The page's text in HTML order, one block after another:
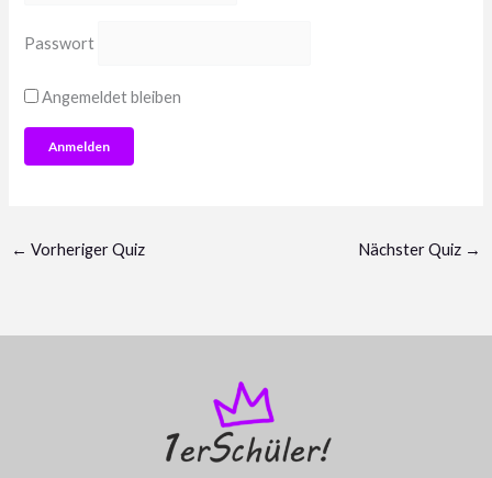
Passwort
Angemeldet bleiben
← Vorheriger Quiz Nächster Quiz →